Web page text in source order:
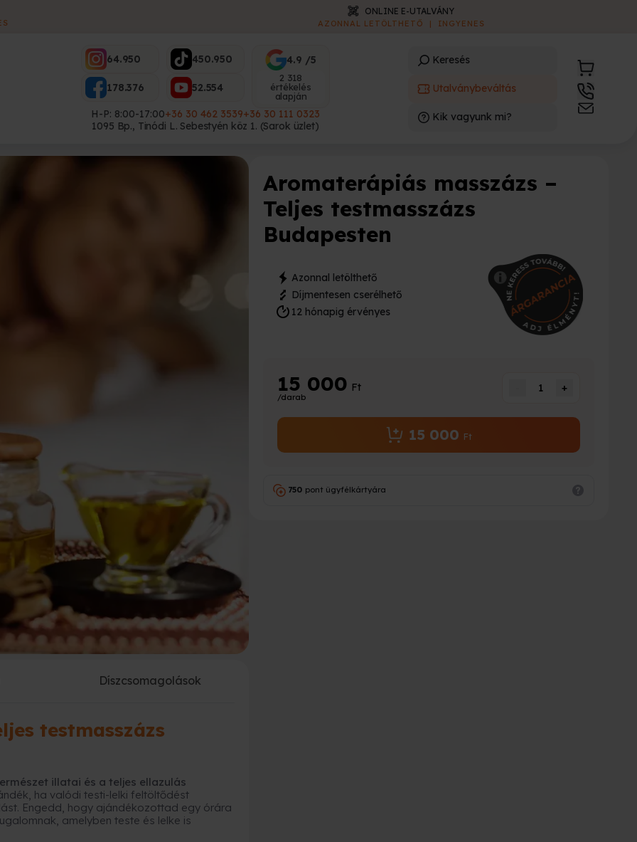
ONLINE E-UTALVÁNY
AZONNAL LETÖLTHETŐ | INGYENES
64.950
178.376
450.950
52.554
4.9 /5
2 318
értékelés
alapján
H-P: 8:00-17:00+36 30 462 3539+36 30 111 0323
1095 Bp., Tinódi L. Sebestyén köz 1. (Sarok üzlet)
Keresés
Utalványbeváltás
Kik vagyunk mi?
Díszcsomagolások
testmasszázs
illatai és a teljes ellazulás
ha valódi testi-lelki feltöltődést
Engedd, hogy ajándékozottad egy órára
amelyben teste és lelke is
Aromaterápiás masszázs –
Teljes testmasszázs
Budapesten
Azonnal letölthető
Díjmentesen cserélhető
12 hónapig érvényes
15 000Ft
/darab
1 +
15 000 Ft
750 pont ügyfélkártyára